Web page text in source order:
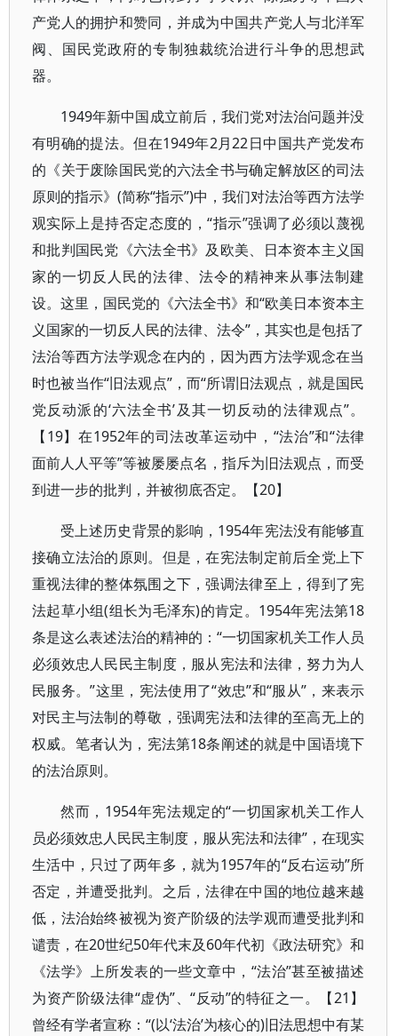
产党人的拥护和赞同，并成为中国共产党人与北洋军
阀、国民党政府的专制独裁统治进行斗争的思想武
器。
1949年新中国成立前后，我们党对法治问题并没
有明确的提法。但在1949年2月22日中国共产党发布
的《关于废除国民党的六法全书与确定解放区的司法
原则的指示》(简称“指示”)中，我们对法治等西方法学
观实际上是持否定态度的，“指示”强调了必须以蔑视
和批判国民党《六法全书》及欧美、日本资本主义国
家的一切反人民的法律、法令的精神来从事法制建
设。这里，国民党的《六法全书》和“欧美日本资本主
义国家的一切反人民的法律、法令”，其实也是包括了
法治等西方法学观念在内的，因为西方法学观念在当
时也被当作“旧法观点”，而“所谓旧法观点，就是国民
党反动派的‘六法全书’及其一切反动的法律观点”。
【19】在1952年的司法改革运动中，“法治”和“法律
面前人人平等”等被屡屡点名，指斥为旧法观点，而受
到进一步的批判，并被彻底否定。【20】
受上述历史背景的影响，1954年宪法没有能够直
接确立法治的原则。但是，在宪法制定前后全党上下
重视法律的整体氛围之下，强调法律至上，得到了宪
法起草小组(组长为毛泽东)的肯定。1954年宪法第18
条是这么表述法治的精神的：“一切国家机关工作人员
必须效忠人民民主制度，服从宪法和法律，努力为人
民服务。”这里，宪法使用了“效忠”和“服从”，来表示
对民主与法制的尊敬，强调宪法和法律的至高无上的
权威。笔者认为，宪法第18条阐述的就是中国语境下
的法治原则。
然而，1954年宪法规定的“一切国家机关工作人
员必须效忠人民民主制度，服从宪法和法律”，在现实
生活中，只过了两年多，就为1957年的“反右运动”所
否定，并遭受批判。之后，法律在中国的地位越来越
低，法治始终被视为资产阶级的法学观而遭受批判和
谴责，在20世纪50年代末及60年代初《政法研究》和
《法学》上所发表的一些文章中，“法治”甚至被描述
为资产阶级法律“虚伪”、“反动”的特征之一。【21】
曾经有学者宣称：“(以‘法治’为核心的)旧法思想中有某